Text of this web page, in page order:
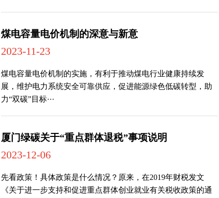
煤电容量电价机制的深意与新意
2023-11-23
煤电容量电价机制的实施，有利于推动煤电行业健康持续发
展，维护电力系统安全可靠供应，促进能源绿色低碳转型，助
力“双碳”目标···
厦门绿碳关于“重点群体退税”事项说明
2023-12-06
先看政策！具体政策是什么情况？原来，在2019年财税发文
《关于进一步支持和促进重点群体创业就业有关税收政策的通